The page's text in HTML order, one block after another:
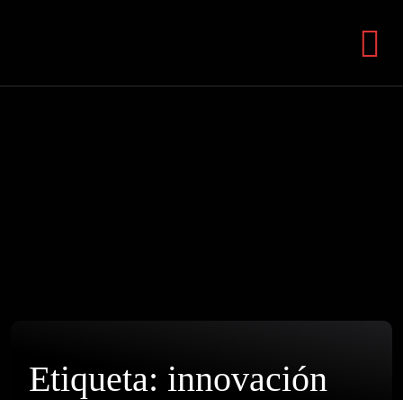
Etiqueta: innovación